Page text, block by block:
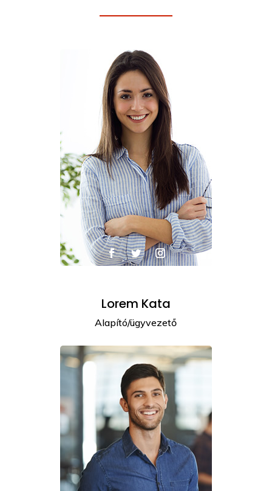
Lorem Kata
Alapító/ügyvezető